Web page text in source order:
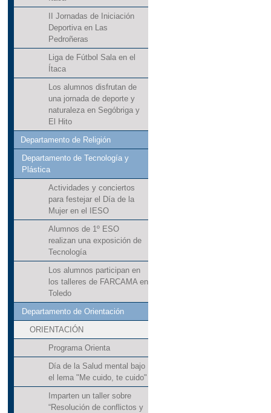
II Jornadas de Iniciación
Deportiva en Las
Pedroñeras
Liga de Fútbol Sala en el
Ítaca
Los alumnos disfrutan de
una jornada de deporte y
naturaleza en Segóbriga y
El Hito
Departamento de Religión
Departamento de Tecnología y
Plástica
Actividades y conciertos
para festejar el Día de la
Mujer en el IESO
Alumnos de 1º ESO
realizan una exposición de
Tecnología
Los alumnos participan en
los talleres de FARCAMA en
Toledo
Departamento de Orientación
ORIENTACIÓN
Programa Orienta
Día de la Salud mental bajo
el lema "Me cuido, te cuido"
Imparten un taller sobre
“Resolución de conflictos y